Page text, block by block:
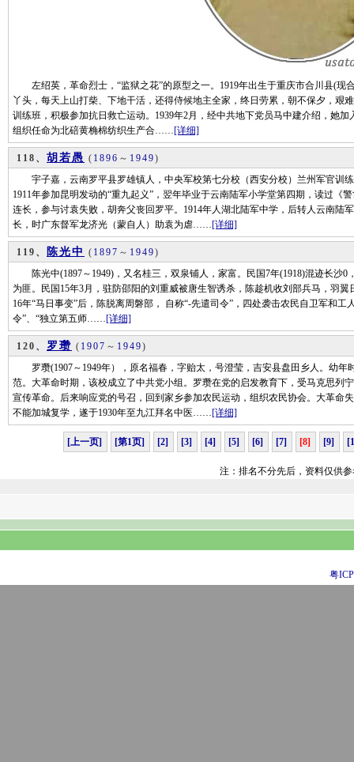
左绍英，革命烈士，“监狱之花”的原型之一。1919年出生于重庆市合川县(现
丫头，每天上山打柴、下地干活，还得侍候地主全家，终日劳累，朝不保夕，艰
训练班，积极参加抗日救亡运动。1939年2月，经中共地下党员马中建介绍，她
组织任命为北碚黄桷棉纺织生产合……[详细]
118、 胡若愚 ( 1896 ～ 1949)
宇子嘉，云南罗平县罗雄镇人，中央军校第七分校（西安分校）兰州军官训
1911年参加昆明发动的“重九起义”，翌年毕业于云南陆军小学堂第四期，读过《
连长，参与讨袁失败，胡奔父丧回罗平。1914年人湖北陆军中学，后转人云南陆
长，时广东督军龙济光（蒙自人）助袁为虐……[详细]
119、 陈光中 ( 1897 ～ 1949)
陈光中(1897～1949)，又名桂三，双泉铺人，家富。民国7年(1918)混迹长沙0
为匪。民国15年3月，驻防邵阳的刘重威被唐生智诱杀，陈趁机收刘部兵马，羽
16年“马日事变”后，陈脱离周磐部， 自称“-先遣司令”，四处袭击农民自卫军和
令”、“独立第五师……[详细]
120、 罗瓒 ( 1907 ～ 1949)
罗瓒(1907～1949年），原名福春，字贻太，号澄莹，吉安县盘田乡人。幼年
范。大革命时期，该校成立了中共党小组。罗瓒在党的启发教育下，受马克思列
宣传革命。后来响应党的号召，回到家乡参加农民运动，组织农民协会。大革命
不能加城复学，遂于1930年至九江拜名中医……[详细]
[上一页] [第1页] [2] [3] [4] [5] [6] [7] [8] [9]
注：排名不分先后，资料仅供
粤